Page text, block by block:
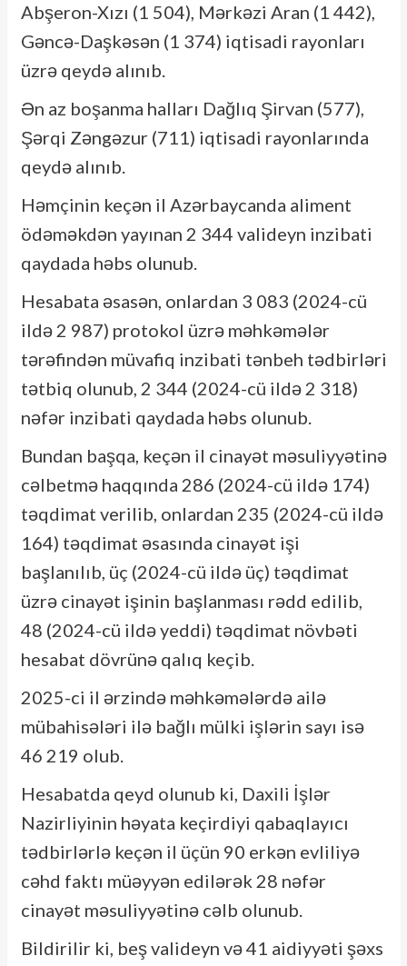
Abşeron-Xızı (1 504), Mərkəzi Aran (1 442),
Gəncə-Daşkəsən (1 374) iqtisadi rayonları
üzrə qeydə alınıb.
Ən az boşanma halları Dağlıq Şirvan (577),
Şərqi Zəngəzur (711) iqtisadi rayonlarında
qeydə alınıb.
Həmçinin keçən il Azərbaycanda aliment
ödəməkdən yayınan 2 344 valideyn inzibati
qaydada həbs olunub.
Hesabata əsasən, onlardan 3 083 (2024-cü
ildə 2 987) protokol üzrə məhkəmələr
tərəfindən müvafiq inzibati tənbeh tədbirləri
tətbiq olunub, 2 344 (2024-cü ildə 2 318)
nəfər inzibati qaydada həbs olunub.
Bundan başqa, keçən il cinayət məsuliyyətinə
cəlbetmə haqqında 286 (2024-cü ildə 174)
təqdimat verilib, onlardan 235 (2024-cü ildə
164) təqdimat əsasında cinayət işi
başlanılıb, üç (2024-cü ildə üç) təqdimat
üzrə cinayət işinin başlanması rədd edilib,
48 (2024-cü ildə yeddi) təqdimat növbəti
hesabat dövrünə qalıq keçib.
2025-ci il ərzində məhkəmələrdə ailə
mübahisələri ilə bağlı mülki işlərin sayı isə
46 219 olub.
Hesabatda qeyd olunub ki, Daxili İşlər
Nazirliyinin həyata keçirdiyi qabaqlayıcı
tədbirlərlə keçən il üçün 90 erkən evliliyə
cəhd faktı müəyyən edilərək 28 nəfər
cinayət məsuliyyətinə cəlb olunub.
Bildirilir ki, beş valideyn və 41 aidiyyəti şəxs